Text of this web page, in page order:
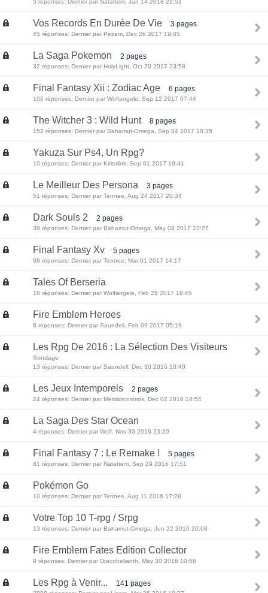
Vos Records En Durée De Vie 3 pages
45 réponses: Dernier par Pezam, Dec 26 2017 19:05
La Saga Pokemon 2 pages
32 réponses: Dernier par HolyLight, Oct 20 2017 23:58
Final Fantasy Xii : Zodiac Age 6 pages
106 réponses: Dernier par Wolfangele, Sep 12 2017 07:44
The Witcher 3 : Wild Hunt 8 pages
152 réponses: Dernier par Bahamut-Omega, Sep 04 2017 18:35
Yakuza Sur Ps4, Un Rpg?
10 réponses: Dernier par Kiritolink, Sep 01 2017 19:41
Le Meilleur Des Persona 3 pages
51 réponses: Dernier par Tennee, Aug 24 2017 20:34
Dark Souls 2 2 pages
38 réponses: Dernier par Bahamut-Omega, May 08 2017 22:27
Final Fantasy Xv 5 pages
98 réponses: Dernier par Tennee, Mar 01 2017 14:17
Tales Of Berseria
18 réponses: Dernier par Wolfangele, Feb 25 2017 19:45
Fire Emblem Heroes
6 réponses: Dernier par Saundell, Feb 09 2017 05:19
Les Rpg De 2016 : La Sélection Des Visiteurs
Sondage
13 réponses: Dernier par Saundell, Dec 30 2016 10:40
Les Jeux Intemporels 2 pages
24 réponses: Dernier par Memoircosmos, Dec 02 2016 18:54
La Saga Des Star Ocean
4 réponses: Dernier par Wolf, Nov 30 2016 23:20
Final Fantasy 7 : Le Remake ! 5 pages
81 réponses: Dernier par Natahem, Sep 29 2016 17:51
Pokémon Go
10 réponses: Dernier par Tennee, Aug 11 2016 17:28
Votre Top 10 T-rpg / Srpg
13 réponses: Dernier par Bahamut-Omega, Jun 22 2016 20:08
Fire Emblem Fates Edition Collector
9 réponses: Dernier par Dracohelianth, May 30 2016 10:58
Les Rpg à Venir... 141 pages